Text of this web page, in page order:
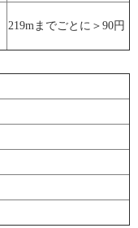
219mまでごとに＞90円